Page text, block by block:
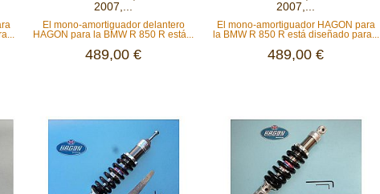
2007,...
El mono-amortiguador delantero
HAGON para la BMW R 850 R está...
489,00 €
2007,...
El mono-amortiguador HAGON para
la BMW R 850 R está diseñado para...
489,00 €